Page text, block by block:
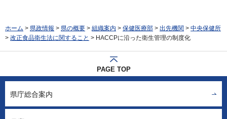
ホーム > 県政情報 > 県の概要 > 組織案内 > 保健医療部 > 出先機関 > 中央保健所
> 改正食品衛生法に関すること > HACCPに沿った衛生管理の制度化
PAGE TOP
県庁総合案内